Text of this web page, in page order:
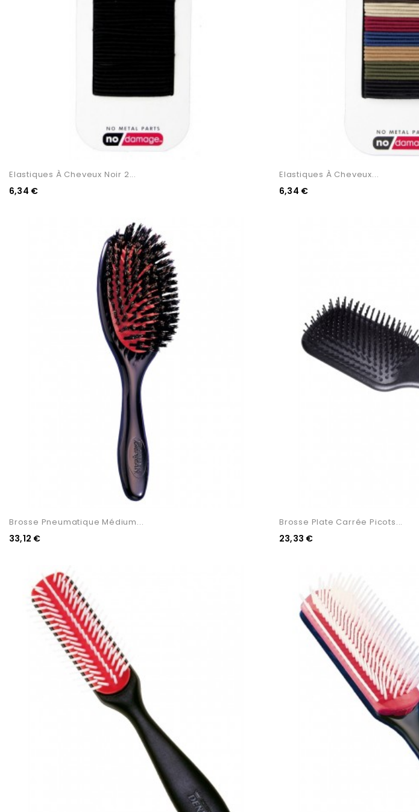
Elastiques À Cheveux Noir 2...
6,34 €
Elastiques À Cheveux...
6,34 €
Brosse Pneumatique Médium...
33,12 €
Brosse Plate Carrée Picots...
23,33 €